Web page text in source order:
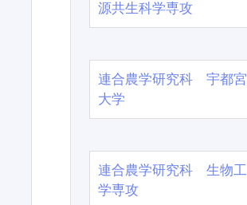
源共生科学専攻
連合農学研究科 宇都宮
大学
連合農学研究科 生物工
学専攻